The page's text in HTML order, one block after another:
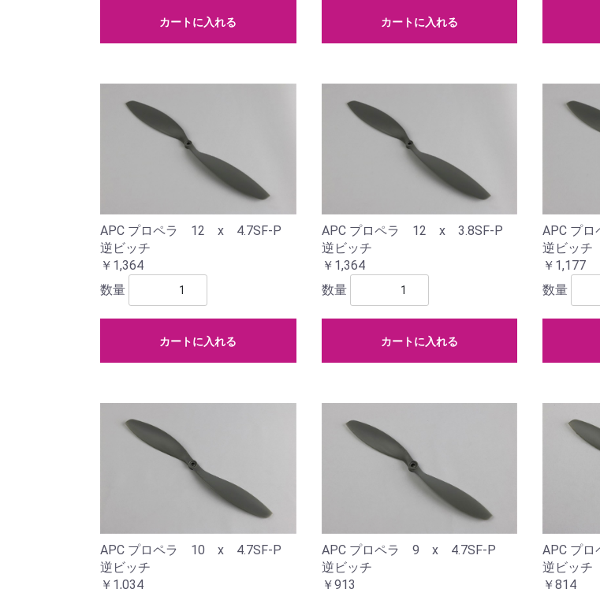
カートに入れる カートに入れる
APC プロペラ 12 x 4.7SF-P
逆ビッチ
￥1,364
数量
カートに入れる
APC プロペラ 12 x 3.8SF-P
逆ビッチ
￥1,364
数量
カートに入れる
APC プ
逆ビッチ
￥1,177
数量
APC プロペラ 10 x 4.7SF-P
逆ビッチ
￥1,034
APC プロペラ 9 x 4.7SF-P
逆ビッチ
￥913
APC プ
逆ビッチ
￥814